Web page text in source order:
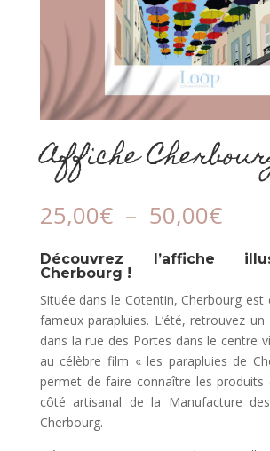
Affiche
25,00€ – 50,00€Plage
de
à
Découvrez l’affiche
Cherbourg !
Située dans le Cotentin, Cherbourg est
fameux parapluies. L’été, retrouvez
dans la rue des Portes dans le centre
au célèbre film « les parapluies de
permet de faire connaître les produits
côté artisanal de la Manufacture
Cherbourg.